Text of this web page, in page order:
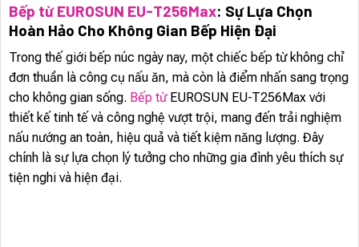
Bếp từ EUROSUN EU-T256Max: Sự Lựa Chọn
Hoàn Hảo Cho Không Gian Bếp Hiện Đại
Trong thế giới bếp núc ngày nay, một chiếc bếp từ không chỉ
đơn thuần là công cụ nấu ăn, mà còn là điểm nhấn sang trọng
cho không gian sống. Bếp từEUROSUN EU-T256Max với
thiết kế tinh tế và công nghệ vượt trội, mang đến trải nghiệm
nấu nướng an toàn, hiệu quả và tiết kiệm năng lượng. Đây
chính là sự lựa chọn lý tưởng cho những gia đình yêu thích sự
tiện nghi và hiện đại.